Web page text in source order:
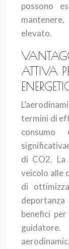
possono
elevato.
ATTIVA
termini di
consumo
di CO2.
veicolo alle
di
benefici
guidatore.